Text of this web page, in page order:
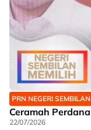
PRN NEGERI SEMBILAN
Ceramah
22/07/2026